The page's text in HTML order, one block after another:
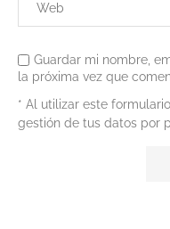
Guardar mi nombre,
la próxima vez que
* Al utilizar este
gestión de tus datos por